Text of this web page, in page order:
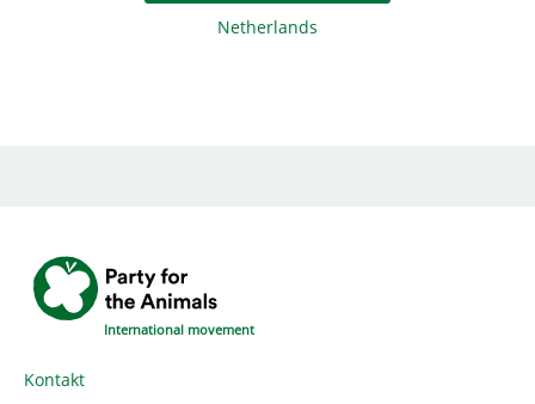
Netherlands
International movement
Kontakt